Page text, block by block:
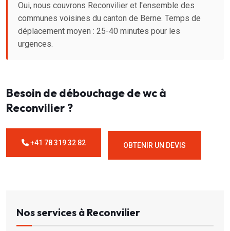
Oui, nous couvrons Reconvilier et l'ensemble des
communes voisines du canton de Berne. Temps de
déplacement moyen : 25-40 minutes pour les
urgences.
Besoin de débouchage de wc à
Reconvilier ?
+41 78 319 32 82 OBTENIR UN DEVIS
Nos services à Reconvilier